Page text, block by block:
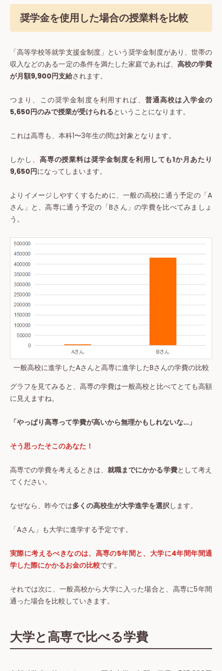
奨学金を使用した場合の授業料を比較
「高等学校等就学支援金制度」という奨学金制度があり、世帯の
収入などのある一定の条件を満たした家庭であれば、 高校の学費
が月額9,900円支給されます。
つまり、この奨学金制度を利用すれば、 普通高校は入学金の
5,650円のみで授業が受けられるということになります。
これは高専も、本科1〜3年生の間は対象となります。
しかし、 高専の授業料は奨学金制度を利用しても1か月あたり
9,650円になってしまいます。
よりイメージしやすくするために、一般の高校に通う予定の「A
さん」と、高専に通う予定の「Bさん」の学費を比べてみましょ
う。
一般高校に進学したAさんと高専に進学したBさんの学費の比較
グラフを見てみると、高専の学費は一般高校と比べてとても高額
に見えますね。
「やっぱり高専って学費が高いから無理かもしれないな…」
そう思ったそこのあなた！
高専での学費を考えるときは、 就職までにかかる学費として考え
てください。
なぜなら、昨今では多くの高校生が大学進学を選択します。
「Aさん」も大学に進学する予定です。
実際に考えるべきなのは、高専の5年間と、大学に4年間年間通
学した際にかかるお金の比較です。
それでは次に、一般高校から大学に入った場合と、高専に5年間
通った場合を比較していきます。
大学と高専で比べる学費